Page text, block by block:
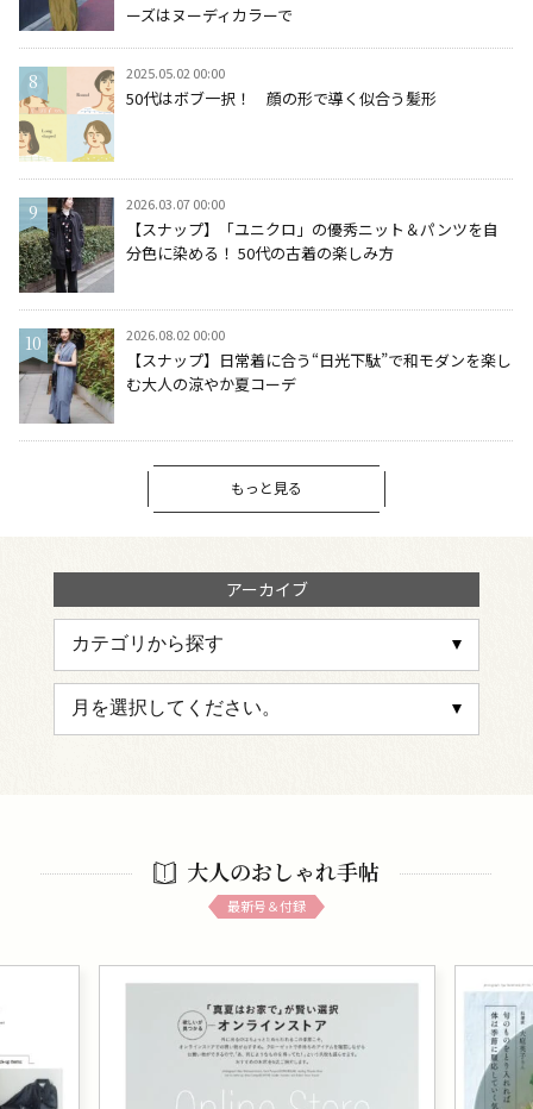
ーズはヌーディカラーで
2025.05.02 00:00
50代はボブ一択！ 顔の形で導く似合う髪形
2026.03.07 00:00
【スナップ】「ユニクロ」の優秀ニット＆パンツを自
分色に染める！ 50代の古着の楽しみ方
2026.08.02 00:00
【スナップ】日常着に合う“日光下駄”で和モダンを楽し
む大人の涼やか夏コーデ
もっと見る
アーカイブ
大人のおしゃれ手帖
最新号＆付録